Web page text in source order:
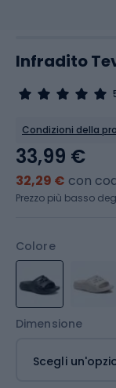
Infradito
Condizioni della
Colore
Dimensione
Scegli
33,99 €
32,29 € con
Prezzo più basso